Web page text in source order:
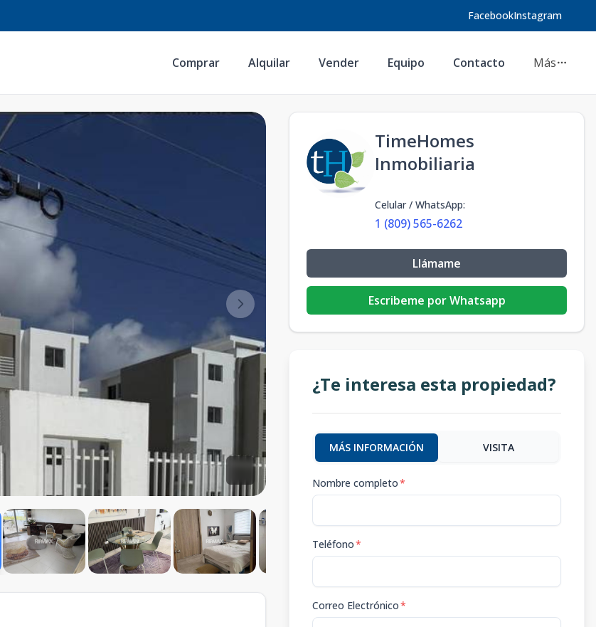
FacebookInstagram
Comprar Alquilar Vender Equipo Contacto Más
TimeHomes
Inmobiliaria
Celular / WhatsApp:
1 (809) 565-6262
Llámame
Escribeme por Whatsapp
¿Te interesa esta propiedad?
MÁS INFORMACIÓN VISITA
Nombre completo*
Teléfono*
Correo Electrónico*